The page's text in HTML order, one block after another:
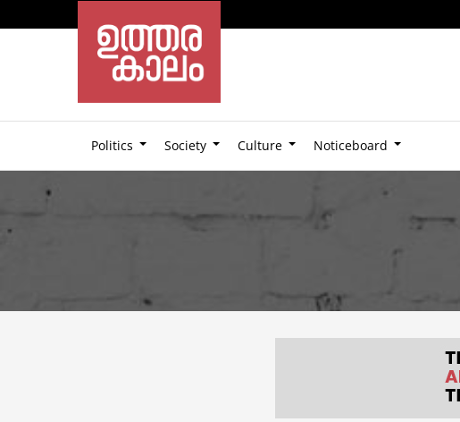
Politics Society Culture Noticeboard